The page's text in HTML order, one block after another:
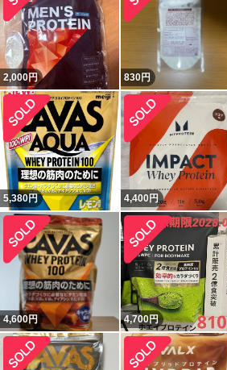
2,000円 830円
5,380円 4,400円
4,600円 4,700円